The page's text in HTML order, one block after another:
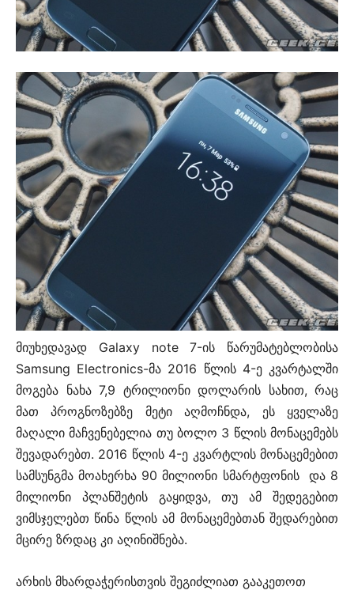
მიუხედავად Galaxy note 7-ის წარუმატებლობისა
Samsung Electronics-მა 2016 წლის 4-ე კვარტალში
მოგება ნახა 7,9 ტრილიონი დოლარის სახით, რაც
მათ პროგნოზებზე მეტი აღმოჩნდა, ეს ყველაზე
მაღალი მაჩვენებელია თუ ბოლო 3 წლის მონაცემებს
შევადარებთ. 2016 წლის 4-ე კვარტლის მონაცემებით
სამსუნგმა მოახერხა 90 მილიონი სმარტფონის და 8
მილიონი პლანშეტის გაყიდვა, თუ ამ შედეგებით
ვიმსჯელებთ წინა წლის ამ მონაცემებთან შედარებით
მცირე ზრდაც კი აღინიშნება.
არხის მხარდაჭერისთვის შეგიძლიათ გააკეთოთ